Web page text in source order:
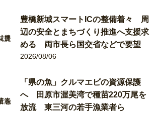
豊橋新城スマートICの整備着々 周
辺の安全とまちづくり推進へ支援求
める 両市長ら国交省などで要望
2026/08/06
「県の魚」クルマエビの資源保護
へ 田原市渥美湾で種苗220万尾を
放流 東三河の若手漁業者ら